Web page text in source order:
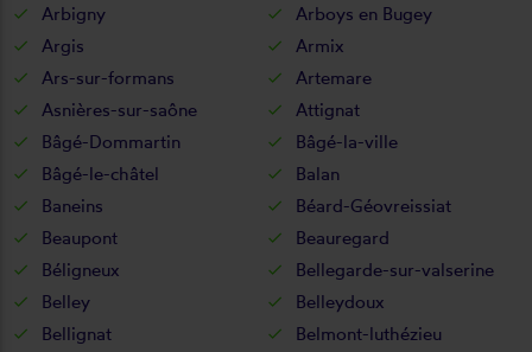
Arbigny
Arboys en Bugey
Argis
Armix
Ars-sur-formans
Artemare
Asnières-sur-saône
Attignat
Bâgé-Dommartin
Bâgé-la-ville
Bâgé-le-châtel
Balan
Baneins
Béard-Géovreissiat
Beaupont
Beauregard
Béligneux
Bellegarde-sur-valserine
Belley
Belleydoux
Bellignat
Belmont-luthézieu